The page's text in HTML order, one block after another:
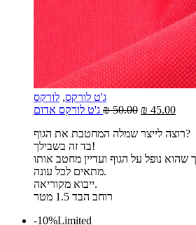
ג'ט לורקס, לורקס
₪50.00 ₪ 45.00
רוצה לייצר שמלה המחטבת את הגוף?
בד זה בשבילך!
מתאים לכל עונה.
ייבוא מקוריאה.
רוחב הבד 1.5 מטר
-10%Limited